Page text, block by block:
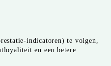
indicatoren) te volgen,
en een betere